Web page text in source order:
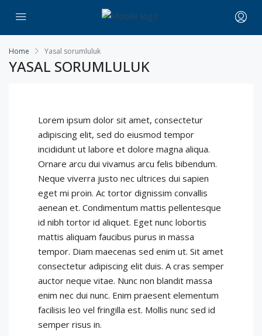
Home Yasal sorumluluk
YASAL SORUMLULUK
Lorem ipsum dolor sit amet, consectetur
adipiscing elit, sed do eiusmod tempor
incididunt ut labore et dolore magna aliqua.
Ornare arcu dui vivamus arcu felis bibendum.
Neque viverra justo nec ultrices dui sapien
eget mi proin. Ac tortor dignissim convallis
aenean et. Condimentum mattis pellentesque
id nibh tortor id aliquet. Eget nunc lobortis
mattis aliquam faucibus purus in massa
tempor. Diam maecenas sed enim ut. Sit amet
consectetur adipiscing elit duis. A cras semper
auctor neque vitae. Nunc non blandit massa
enim nec dui nunc. Enim praesent elementum
facilisis leo vel fringilla est. Mollis nunc sed id
semper risus in.